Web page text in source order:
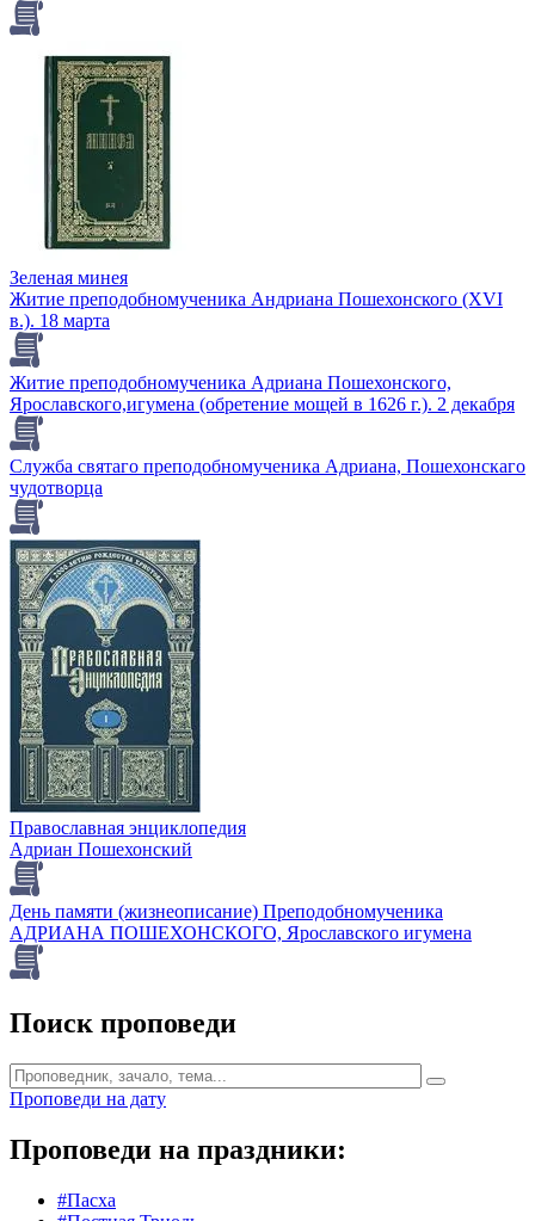
Зеленая минея
Житие преподобномученика Андриана Пошехонского (XVI
в.). 18 марта
Житие преподобномученика Адриана Пошехонского,
Ярославского,игумена (обретение мощей в 1626 г.). 2 декабря
Служба святаго преподобномученика Адриана, Пошехонскаго
чудотворца
Православная энциклопедия
Адриан Пошехонский
День памяти (жизнеописание) Преподобномученика
АДРИАНА ПОШЕХОНСКОГО, Ярославского игумена
Поиск проповеди
Проповеди на дату
Проповеди на праздники:
#Пасха